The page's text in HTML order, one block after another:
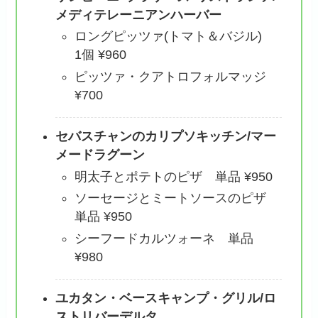
メディテレーニアンハーバー
ロングピッツァ(トマト＆バジル)
1個 ¥960
ピッツァ・クアトロフォルマッジ
¥700
セバスチャンのカリプソキッチン/マー
メードラグーン
明太子とポテトのピザ 単品 ¥950
ソーセージとミートソースのピザ
単品 ¥950
シーフードカルツォーネ 単品
¥980
ユカタン・ベースキャンプ・グリル/ロ